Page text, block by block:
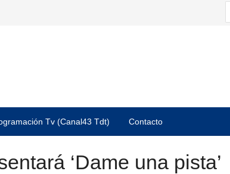
Tv (Canal43 Tdt) Contacto
‘Dame una pista’